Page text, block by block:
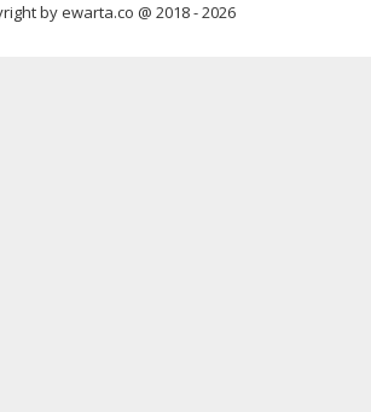
by ewarta.co @ 2018 -2026